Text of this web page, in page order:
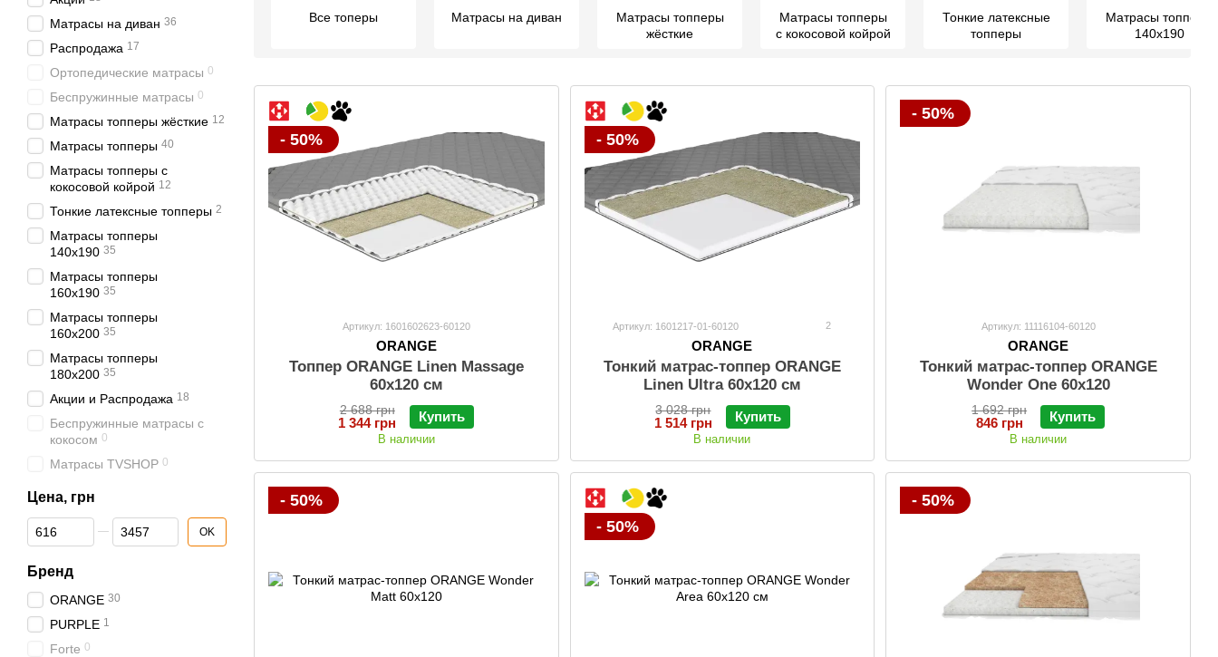
Все топеры Матрасы на диван
Матрасы топперы
жёсткие
Матрасы топперы
с кокосовой койрой
Тонкие латексные
топперы
Матрасы топперы
140х190
- 50%
Артикул: 1601602623-60120
ORANGE
Топпер ORANGE Linen Massage
60x120 см
2 688 грн
1 344 грн Купить
В наличии
- 50%
Артикул: 1601217-01-60120 2
ORANGE
Тонкий матрас-топпер ORANGE
Linen Ultra 60х120 см
3 028 грн
1 514 грн Купить
В наличии
- 50%
Артикул: 11116104-60120
ORANGE
Тонкий матрас-топпер ORANGE
Wonder One 60x120
1 692 грн
846 грн Купить
В наличии
- 50%
- 50%
- 50%
Матрасы на диван 36
Распродажа 17
Ортопедические матрасы 0
Беспружинные матрасы 0
Матрасы топперы жёсткие 12
Матрасы топперы 40
Матрасы топперы с
кокосовой койрой 12
Тонкие латексные топперы 2
Матрасы топперы
140х190 35
Матрасы топперы
160х190 35
Матрасы топперы
160х200 35
Матрасы топперы
180х200 35
Акции и Распродажа 18
Беспружинные матрасы с
кокосом 0
Матрасы TVSHOP 0
Цена, грн
От Цена, грн
До Цена, грн OK
Бренд
ORANGE 30
PURPLE 1
Forte 0